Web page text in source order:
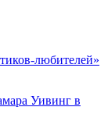
любителей»
Уивинг в